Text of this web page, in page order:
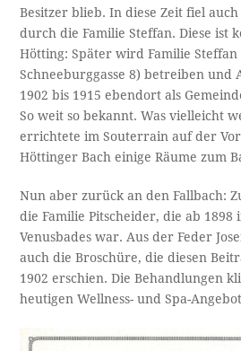
Besitzer blieb. In diese Zeit fiel auch
durch die Familie Steffan. Diese ist
Hötting: Später wird Familie
Schneeburggasse 8) betreiben und
1902 bis 1915 ebendort als
So weit so bekannt. Was vielleicht
errichtete im Souterrain auf der
Höttinger Bach einige Räume zum
Nun aber zurück an den Fallbach:
die Familie Pitscheider, die ab 1898
Venusbades war. Aus der Feder
auch die Broschüre, die diesen
1902 erschien. Die Behandlungen
heutigen Wellness- und Spa-